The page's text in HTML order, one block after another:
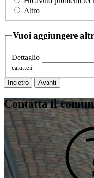
Altro
Vuoi aggiungere
Dettaglio
caratteri
Indietro Avanti
Contatta il